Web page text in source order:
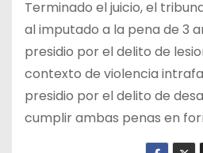
Terminado el juicio, el
al imputado a la pena de 3
presidio por el delito de
contexto de violencia
presidio por el delito de
cumplir ambas penas en